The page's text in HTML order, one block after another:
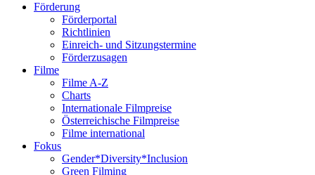
Förderung
Förderportal
Richtlinien
Einreich- und Sitzungstermine
Förderzusagen
Filme
Filme A-Z
Charts
Internationale Filmpreise
Österreichische Filmpreise
Filme international
Fokus
Gender*Diversity*Inclusion
Green Filming